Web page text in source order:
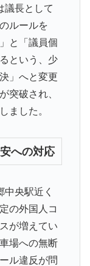
議長として
ルールを
と「議員個
という、少
」へと変更
突破され、
ました。
への対応
中央駅近く
の外国人コ
が増えてい
場への無断
ル違反が問